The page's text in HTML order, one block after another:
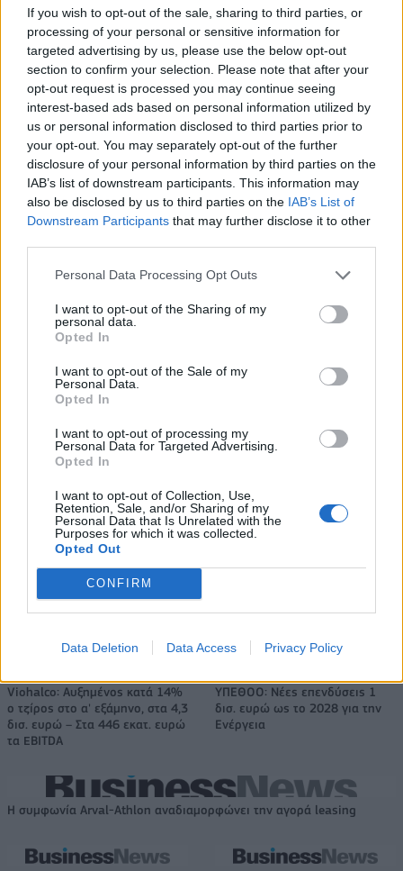
If you wish to opt-out of the sale, sharing to third parties, or
processing of your personal or sensitive information for
targeted advertising by us, please use the below opt-out
section to confirm your selection. Please note that after your
opt-out request is processed you may continue seeing
interest-based ads based on personal information utilized by
us or personal information disclosed to third parties prior to
your opt-out. You may separately opt-out of the further
disclosure of your personal information by third parties on the
IAB’s list of downstream participants. This information may
also be disclosed by us to third parties on the IAB’s List of
Downstream Participants that may further disclose it to other
Personal Data Processing Opt Outs
I want to opt-out of the Sharing of my
personal data.
Opted In
I want to opt-out of the Sale of my
Personal Data.
Opted In
I want to opt-out of processing my
Personal Data for Targeted Advertising.
Opted In
I want to opt-out of Collection, Use,
Retention, Sale, and/or Sharing of my
Personal Data that Is Unrelated with the
Purposes for which it was collected.
Opted Out
CONFIRM
Data Deletion Data Access Privacy Policy
Χρηματοδότηση 8 εκατ. ευρώ
σε 843 μέσα ενημέρωσης-
Ξεκίνησε το πενταετές
πρόγραμμα ενίσχυσης του
Τύπου
Media: Με ενίσχυση 8 εκατ.
ευρώ σε 451 επιχειρήσεις
ξεκίνησε το πρόγραμμα
στήριξης- Κάλυψη εισφορών
ΕΔΟΕΑΠ
IAB Hellas: Νέα Διοικούσα Επιτροπή και νέο Διοικητικό Συμβούλιο -
Πρόεδρος ο Γαληνός Γιαγλής
την κορυφή της
αποδοτικότητας
δολάρια στην KG Mobility
Το FIAT 500 Hybrid τώρα από 18.990 ευρώ
Ουκρανία: Με Μίχαϊλιουκ και
Βιλερμπάν» - Η διευκρινιστική
ανάρτηση που έκανε
HELLENiQ ENERGY: Κέρδη 393 εκατ. ευρώ στο α' εξάμηνο – Στα 734
εκατ. ευρώ τα EBITDA
Viohalco: Αυξημένος κατά 14%
ο τζίρος στο α' εξάμηνο, στα 4,3
δισ. ευρώ – Στα 446 εκατ. ευρώ
τα EBITDA
ΥΠΕΘΟΟ: Νέες επενδύσεις 1
δισ. ευρώ ως το 2028 για την
Ενέργεια
Η συμφωνία Arval-Athlon αναδιαμορφώνει την αγορά leasing